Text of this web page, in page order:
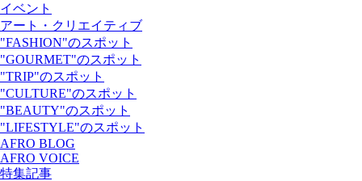
イベント
アート・クリエイティブ
"FASHION"のスポット
"GOURMET"のスポット
"TRIP"のスポット
"CULTURE"のスポット
"BEAUTY"のスポット
"LIFESTYLE"のスポット
AFRO BLOG
AFRO VOICE
特集記事